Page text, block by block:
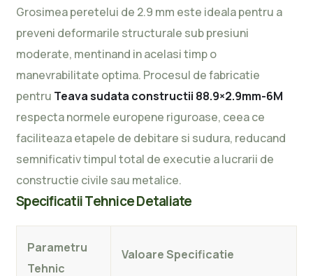
Grosimea peretelui de 2.9 mm este ideala pentru a
preveni deformarile structurale sub presiuni
moderate, mentinand in acelasi timp o
manevrabilitate optima. Procesul de fabricatie
pentru Teava sudata constructii 88.9×2.9mm-6M
respecta normele europene riguroase, ceea ce
faciliteaza etapele de debitare si sudura, reducand
semnificativ timpul total de executie a lucrarii de
constructie civile sau metalice.
Specificatii Tehnice Detaliate
Parametru
Tehnic
Valoare Specificatie